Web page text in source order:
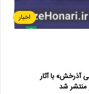
اخبار
آذرخش» با آثار
منتشر شد